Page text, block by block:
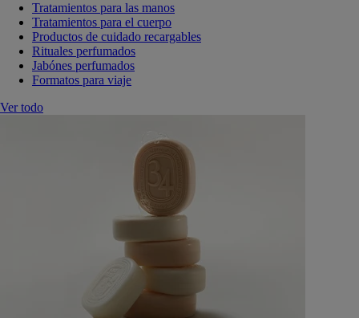
Tratamientos para las manos
Tratamientos para el cuerpo
Productos de cuidado recargables
Rituales perfumados
Jabónes perfumados
Formatos para viaje
Ver todo